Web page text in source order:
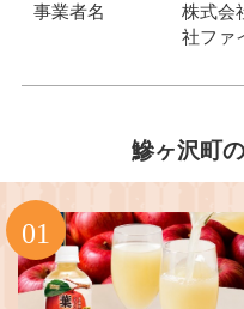
事業者名
株式会
社ファ
鰺ヶ沢町